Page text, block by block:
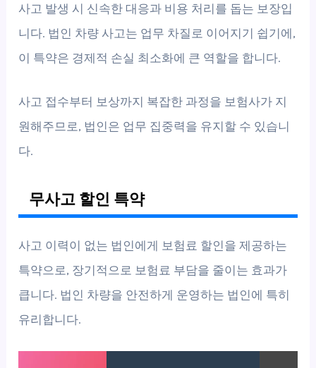
사고 발생 시 신속한 대응과 비용 처리를 돕는 보장입
니다. 법인 차량 사고는 업무 차질로 이어지기 쉽기에,
이 특약은 경제적 손실 최소화에 큰 역할을 합니다.
사고 접수부터 보상까지 복잡한 과정을 보험사가 지
원해주므로, 법인은 업무 집중력을 유지할 수 있습니
다.
무사고 할인 특약
사고 이력이 없는 법인에게 보험료 할인을 제공하는
특약으로, 장기적으로 보험료 부담을 줄이는 효과가
큽니다. 법인 차량을 안전하게 운영하는 법인에 특히
유리합니다.